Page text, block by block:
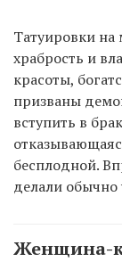
Татуировки
храбрость и
красоты,
призваны
вступить в
бесплодной.
делали обычно
Женщина-